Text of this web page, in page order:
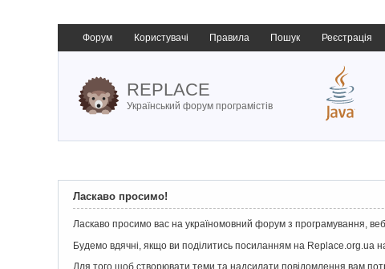
Форум Користувачі Правила Пошук Реєстрація
REPLACE
Український форум програмістів
Ласкаво просимо!
Ласкаво просимо вас на україномовний форум з програмування,
Будемо вдячні, якщо ви поділитись посиланням на Replace.org.ua
Для того щоб створювати теми та надсилати повідомлення вам